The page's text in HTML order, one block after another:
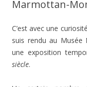
Marmottan-
C’est avec une
suis rendu au
une exposition
siècle.